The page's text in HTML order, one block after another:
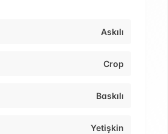
Askılı
Crop
Baskılı
Yetişkin